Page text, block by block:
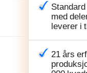
med
leverer i
21 års